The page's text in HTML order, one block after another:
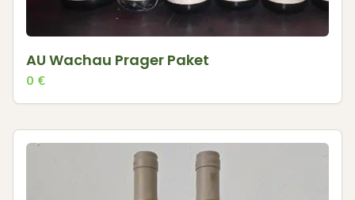
AU Wachau Prager Paket
0 €